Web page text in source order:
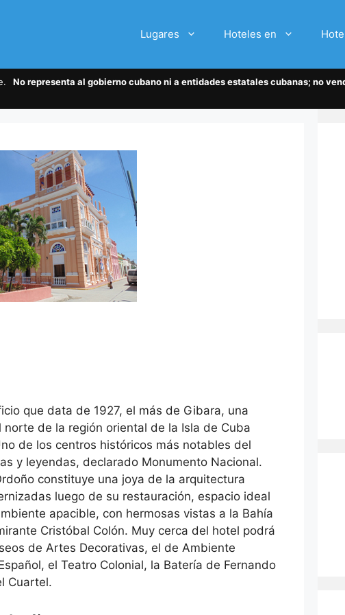
Lugares Hoteles en
No representa al gobierno cubano ni a entidades estatales cubanas; no
que data de 1927, el más de Gibara, una
de la región oriental de la Isla de Cuba
de los centros históricos más notables del
y leyendas, declarado Monumento Nacional.
constituye una joya de la arquitectura
luego de su restauración, espacio ideal
apacible, con hermosas vistas a la Bahía
Cristóbal Colón. Muy cerca del hotel podrá
de Artes Decorativas, el de Ambiente
el Teatro Colonial, la Batería de Fernando
Cuartel.